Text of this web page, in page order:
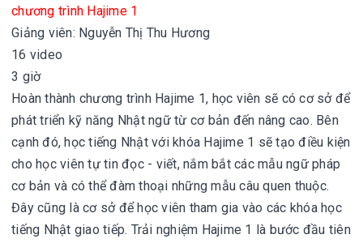
chương trình Hajime 1
Giảng viên: Nguyễn Thị Thu Hương
16 video
3 giờ
Hoàn thành chương trình Hajime 1, học viên sẽ có cơ sở để
phát triển kỹ năng Nhật ngữ từ cơ bản đến nâng cao. Bên
cạnh đó, học tiếng Nhật với khóa Hajime 1 sẽ tạo điều kiện
cho học viên tự tin đọc - viết, nắm bắt các mẫu ngữ pháp
cơ bản và có thể đàm thoại những mẫu câu quen thuộc.
Đây cũng là cơ sở để học viên tham gia vào các khóa học
tiếng Nhật giao tiếp. Trải nghiệm Hajime 1 là bước đầu tiên